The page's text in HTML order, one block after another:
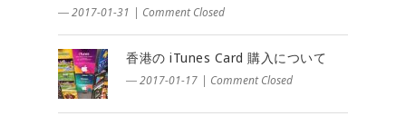
― 2017-01-31 | Comment Closed
香港の iTunes Card 購入について
― 2017-01-17 | Comment Closed